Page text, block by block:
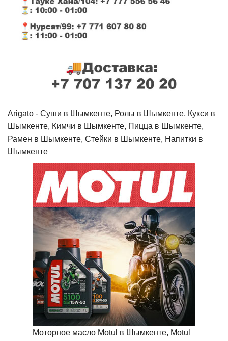
Arigato - Cуши в Шымкенте, Ролы в Шымкенте, Кукси в
Шымкенте, Кимчи в Шымкенте, Пицца в Шымкенте,
Рамен в Шымкенте, Стейки в Шымкенте, Напитки в
Шымкенте
Моторное масло Motul в Шымкенте, Motul